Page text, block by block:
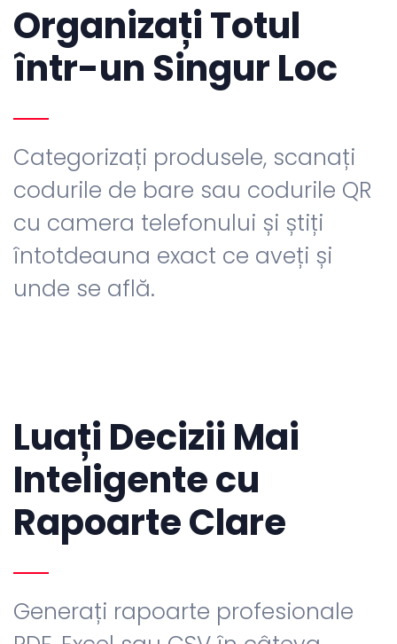
Organizați Totul
într-un Singur Loc
Categorizați produsele, scanați
codurile de bare sau codurile QR
cu camera telefonului și știți
întotdeauna exact ce aveți și
unde se află.
Luați Decizii Mai
Inteligente cu
Rapoarte Clare
Generați rapoarte profesionale